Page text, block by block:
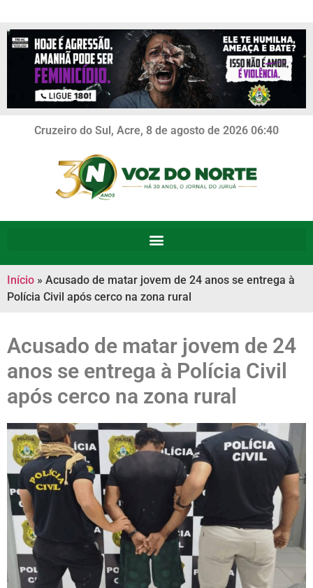
Cruzeiro do Sul, Acre, 8 de agosto de 2026 06:40
Início » Acusado de matar jovem de 24 anos se entrega à
Polícia Civil após cerco na zona rural
Acusado de matar jovem de 24
anos se entrega à Polícia Civil
após cerco na zona rural